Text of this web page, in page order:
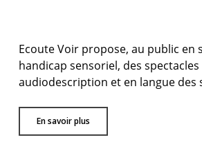
Ecoute Voir propose, au public en
handicap sensoriel, des spectacles
audiodescription et en langue des
En savoir plus